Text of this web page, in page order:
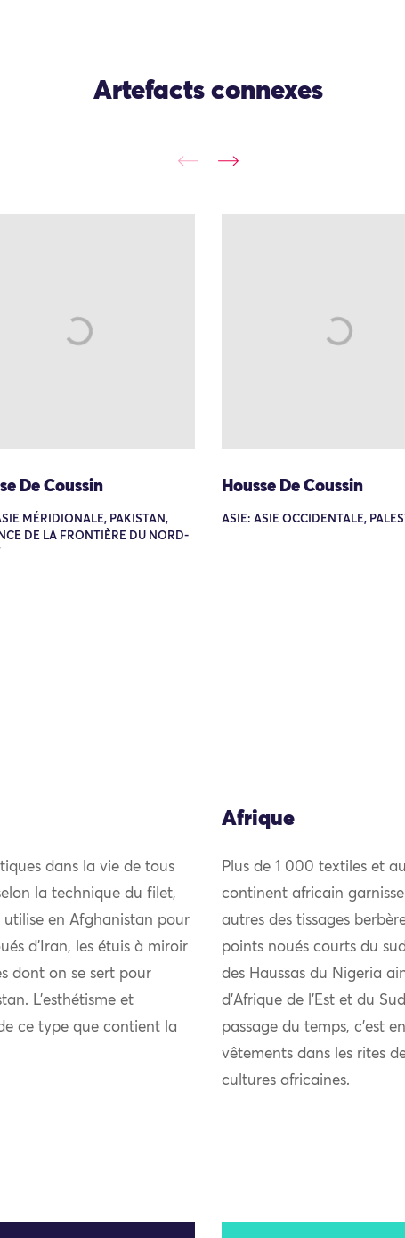
Artefacts connexes
De Coussin
MÉRIDIONALE, PAKISTAN,
DE LA FRONTIÈRE DU NORD-
Housse De Coussin
ASIE: ASIE OCCIDENTALE,
dans la vie de tous
la technique du filet,
utilise en Afghanistan pour
d’Iran, les étuis à miroir
dont on se sert pour
L’esthétisme et
ce type que contient la
Afrique
Plus de 1 000 textiles et
continent africain
autres des tissages
points noués courts du
des Haussas du Nigeria
d’Afrique de l’Est et du
passage du temps, c’est
vêtements dans les rites
cultures africaines.